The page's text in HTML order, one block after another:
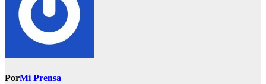
PorMi Prensa